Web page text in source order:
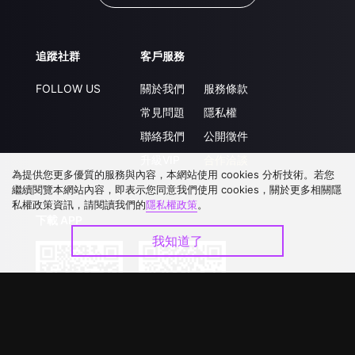
追蹤社群
FOLLOW US
客戶服務
關於我們
常見問題
聯絡我們
服務條款
隱私權
公開徵件
為提供您更多優質的服務與內容，本網站使用 cookies 分析技術。若您
繼續閱覽本網站內容，即表示您同意我們使用 cookies，關於更多相關隱
私權政策資訊，請閱讀我們的隱私權政策。
我知道了